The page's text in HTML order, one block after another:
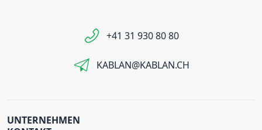
+41 31 930 80 80
KABLAN@KABLAN.CH
UNTERNEHMEN